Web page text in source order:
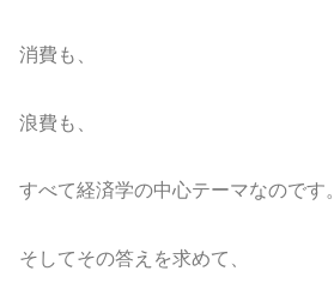
消費も、
浪費も、
すべて経済学の中心テーマなのです。
そしてその答えを求めて、